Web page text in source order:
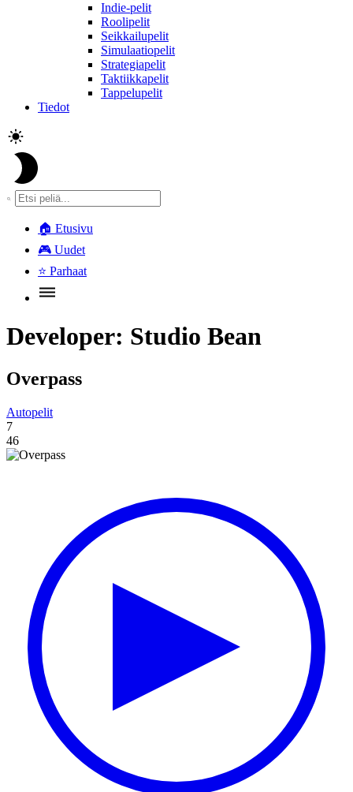
Indie-pelit
Roolipelit
Seikkailupelit
Simulaatiopelit
Strategiapelit
Taktiikkapelit
Tappelupelit
Tiedot
🏠 Etusivu
🎮 Uudet
⭐ Parhaat
Developer: Studio Bean
Overpass
Autopelit
7
46